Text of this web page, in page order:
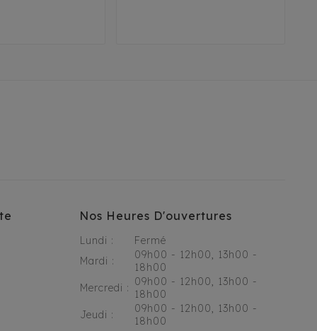
Nos Heures D'ouvertures
Lundi :
Fermé
Mardi :
09h00 - 12h00, 13h00 -
18h00
Mercredi : 09h00 - 12h00, 13h00 -
18h00
Jeudi :
09h00 - 12h00, 13h00 -
18h00